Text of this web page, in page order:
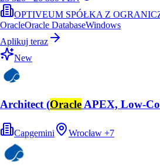
OPTIVEUM SPÓŁKA Z
OracleOracle DatabaseWindows
Aplikuj teraz
New
Architect (Oracle APEX, Low-
Capgemini Wrocław +7